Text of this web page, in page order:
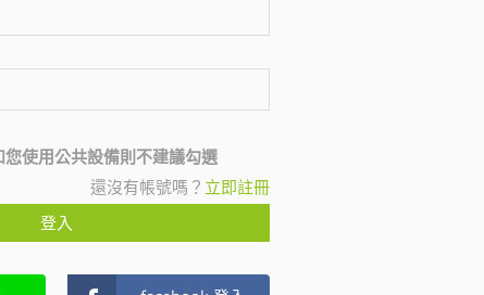
使用公共設備則不建議勾選
還沒有帳號嗎？ 立即註冊
登入